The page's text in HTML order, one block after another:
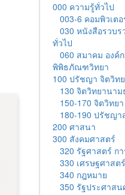
000 ความรู้ทั่วไป
003-6 คอมพิวเตอ
030 หนังสือรวบร
ทั่วไป
060 สมาคม องค์
พิพิธภัณฑวิทยา
100 ปรัชญา จิตวิท
130 จิตวิทยานาม
150-170 จิตวิทยา
180-190 ปรัชญ
200 ศาสนา
300 สังคมศาสตร์
320 รัฐศาสตร์ กา
330 เศรษฐศาสตร์
340 กฎหมาย
350 รัฐประศาสน